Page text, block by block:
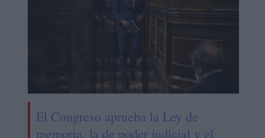
El Congreso aprueba la Ley de
memoria, la de poder judicial y el